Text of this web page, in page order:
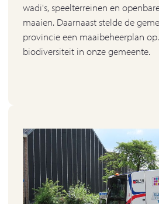
wadi's, speelterreinen en
maaien. Daarnaast stelde de
provincie een maaibeheerplan
biodiversiteit in onze gemeente.